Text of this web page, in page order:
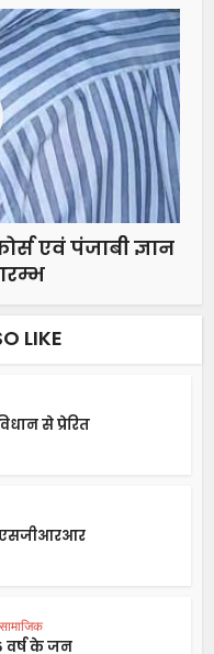
एवं पंजाबी ज्ञान
LIKE
से प्रेरित
सामाजिक
वर्ष के जन